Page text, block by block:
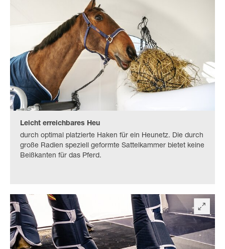
Leicht erreichbares Heu
durch optimal platzierte Haken für ein Heunetz. Die durch
große Radien speziell geformte Sattelkammer bietet keine
Beißkanten für das Pferd.